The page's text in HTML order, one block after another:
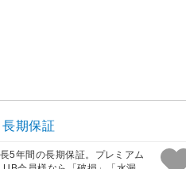
長期保証
5年間の長期保証。プレミアム